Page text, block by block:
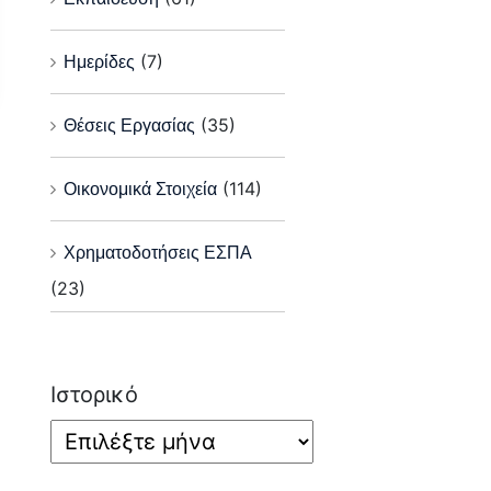
Ημερίδες (7)
Θέσεις Εργασίας (35)
Οικονομικά Στοιχεία (114)
Χρηματοδοτήσεις ΕΣΠΑ
(23)
Ιστορικό